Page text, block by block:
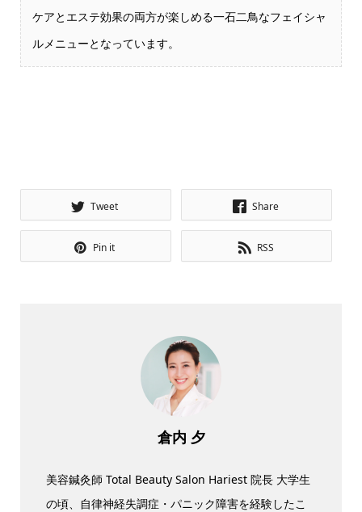
ケアとエステ効果の両方が楽しめる一石二鳥なフェイシャ
ルメニューとなっています。
Tweet Share
Pin it RSS
倉内 夕
美容鍼灸師 Total Beauty Salon Hariest 院長 大学生
の頃、自律神経失調症・パニック障害を経験したこ